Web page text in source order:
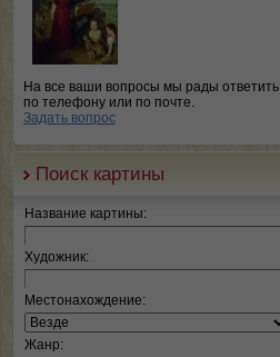
На все ваши вопросы мы рады ответить
по телефону или по почте.
Задать вопрос
Поиск картины
Название картины:
Художник:
Местонахождение:
Жанр: